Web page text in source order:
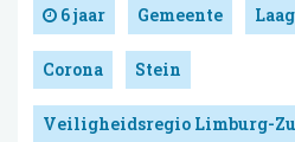
6 jaar Gemeente Laag
Corona Stein
Veiligheidsregio Limburg-